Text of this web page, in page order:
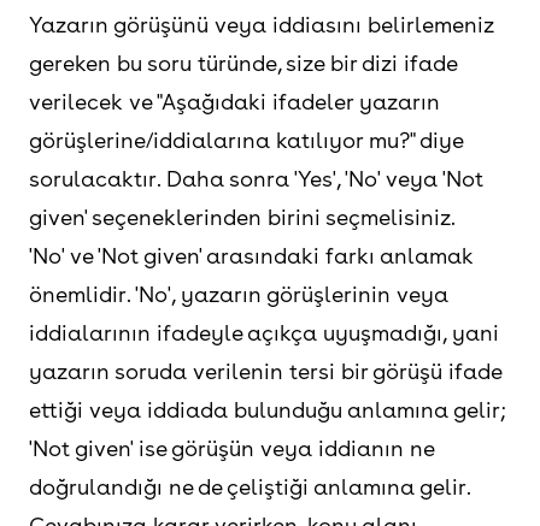
Yazarın görüşünü veya iddiasını belirlemeniz
gereken bu soru türünde, size bir dizi ifade
verilecek ve "Aşağıdaki ifadeler yazarın
görüşlerine/iddialarına katılıyor mu?" diye
sorulacaktır. Daha sonra 'Yes', 'No' veya 'Not
given' seçeneklerinden birini seçmelisiniz.
'No' ve 'Not given' arasındaki farkı anlamak
önemlidir. 'No', yazarın görüşlerinin veya
iddialarının ifadeyle açıkça uyuşmadığı, yani
yazarın soruda verilenin tersi bir görüşü ifade
ettiği veya iddiada bulunduğu anlamına gelir;
'Not given' ise görüşün veya iddianın ne
doğrulandığı ne de çeliştiği anlamına gelir.